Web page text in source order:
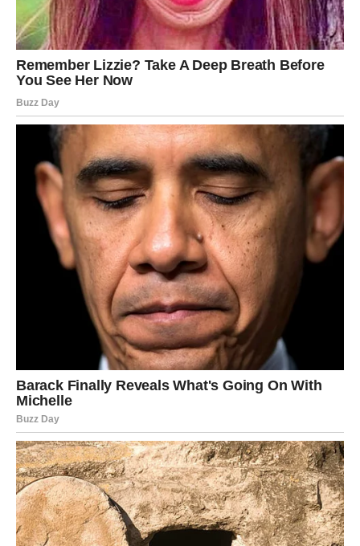
Ovo putovanje je izazvalo brojne spekulacije među njegovim
obožavaocima i medijima, a mnogi su se pitali hoće li se ikada
vratiti muzici. Milan je, međutim, bio odlučan u svojoj nameri
putovanje koje je većinu ljudi zbunilo.
Milanov novi život, ispunjen duhovnim istraživanjem,
predstavljao je drastičan kontrast njegovoj prethodnoj karijeri.
Njegova transformacija bila je očigledna, ne samo u izgledu,
već i u načinu na koji je pristupao životu. Umesto blještavih
kostima i glamura, izabrao je jednostavniji i skromniji stil, koji je
odražavao njegovu novu filozofiju. Njegove objave na
društvenim mrežama često su uključivale misli o životu,
ljubavi i duhovnosti, što je dodatno naglasilo njegov preobražaj.